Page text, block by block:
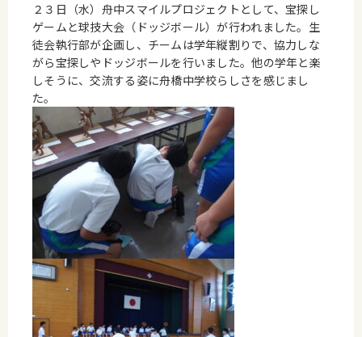
２３日（水）舟中スマイルプロジェクトとして、宝探し
ゲームと球技大会（ドッジボール）が行われました。生
徒会執行部が企画し、チームは学年縦割りで、協力しな
がら宝探しやドッジボールを行いました。他の学年と楽
しそうに、交流する姿に舟橋中学校らしさを感じまし
た。